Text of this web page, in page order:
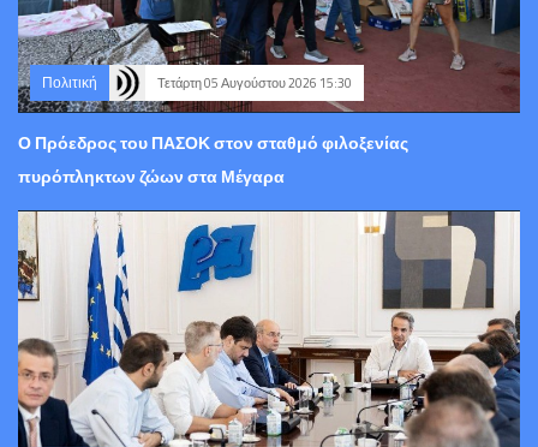
Πολιτική Τετάρτη 05 Αυγούστου 2026 15:30
Ο Πρόεδρος του ΠΑΣΟΚ στον σταθμό φιλοξενίας
πυρόπληκτων ζώων στα Μέγαρα